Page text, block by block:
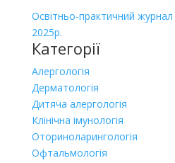
Освітньо-практичний
2025р.
Категорії
Алергологія
Дерматологія
Дитяча алергологія
Клінічна імунологія
Оториноларингологія
Офтальмологія